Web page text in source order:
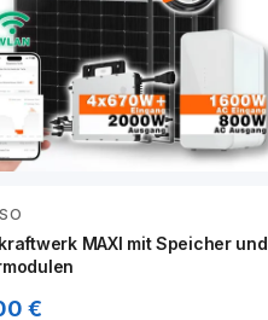
MAXI mit Speicher und
€